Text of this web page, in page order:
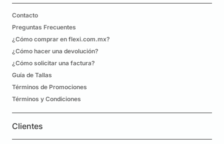
Contacto
Preguntas Frecuentes
¿Cómo comprar en flexi.com.mx?
¿Cómo hacer una devolución?
¿Cómo solicitar una factura?
Guía de Tallas
Términos de Promociones
Términos y Condiciones
Clientes